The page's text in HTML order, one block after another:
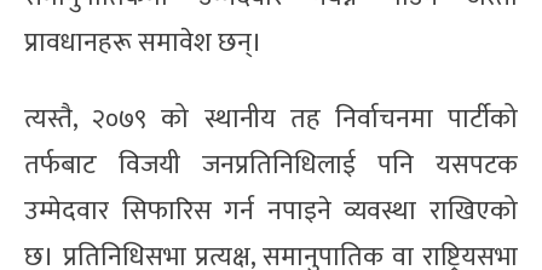
प्रावधानहरू समावेश छन्।
त्यस्तै, २०७९ को स्थानीय तह निर्वाचनमा पार्टीको
तर्फबाट विजयी जनप्रतिनिधिलाई पनि यसपटक
उम्मेदवार सिफारिस गर्न नपाइने व्यवस्था राखिएको
छ। प्रतिनिधिसभा प्रत्यक्ष, समानुपातिक वा राष्ट्रियसभा